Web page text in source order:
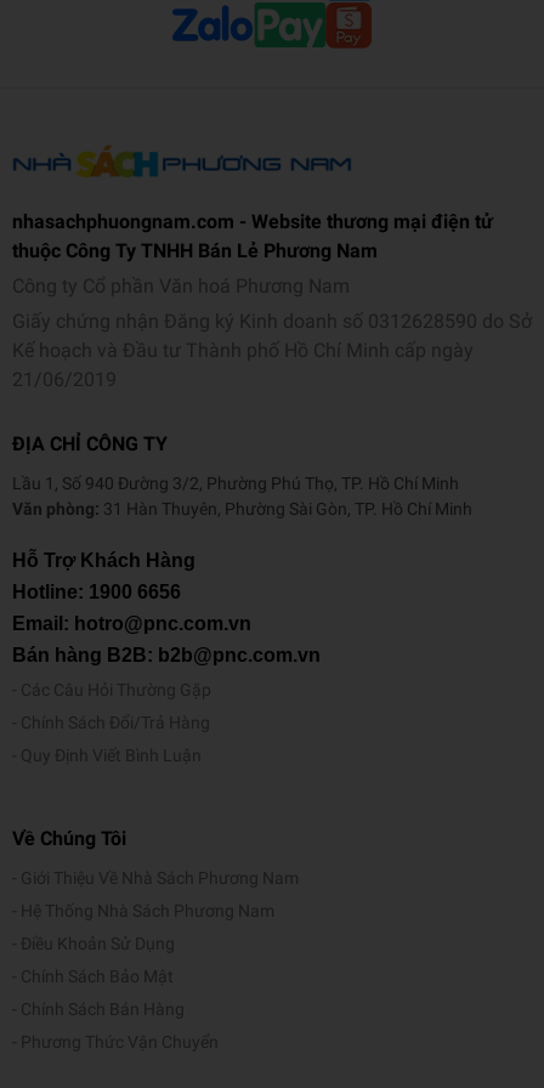
nhasachphuongnam.com - Website thương mại điện tử
thuộc Công Ty TNHH Bán Lẻ Phương Nam
Công ty Cổ phần Văn hoá Phương Nam
Giấy chứng nhận Đăng ký Kinh doanh số 0312628590 do Sở
Kế hoạch và Đầu tư Thành phố Hồ Chí Minh cấp ngày
21/06/2019
ĐỊA CHỈ CÔNG TY
Lầu 1, Số 940 Đường 3/2, Phường Phú Thọ, TP. Hồ Chí Minh
Văn phòng: 31 Hàn Thuyên, Phường Sài Gòn, TP. Hồ Chí Minh
Hỗ Trợ Khách Hàng
Hotline: 1900 6656
Email: hotro@pnc.com.vn
Bán hàng B2B: b2b@pnc.com.vn
Các Câu Hỏi Thường Gặp
Chính Sách Đổi/Trả Hàng
Quy Định Viết Bình Luận
Về Chúng Tôi
Giới Thiệu Về Nhà Sách Phương Nam
Hệ Thống Nhà Sách Phương Nam
Điều Khoản Sử Dụng
Chính Sách Bảo Mật
Chính Sách Bán Hàng
Phương Thức Vận Chuyển